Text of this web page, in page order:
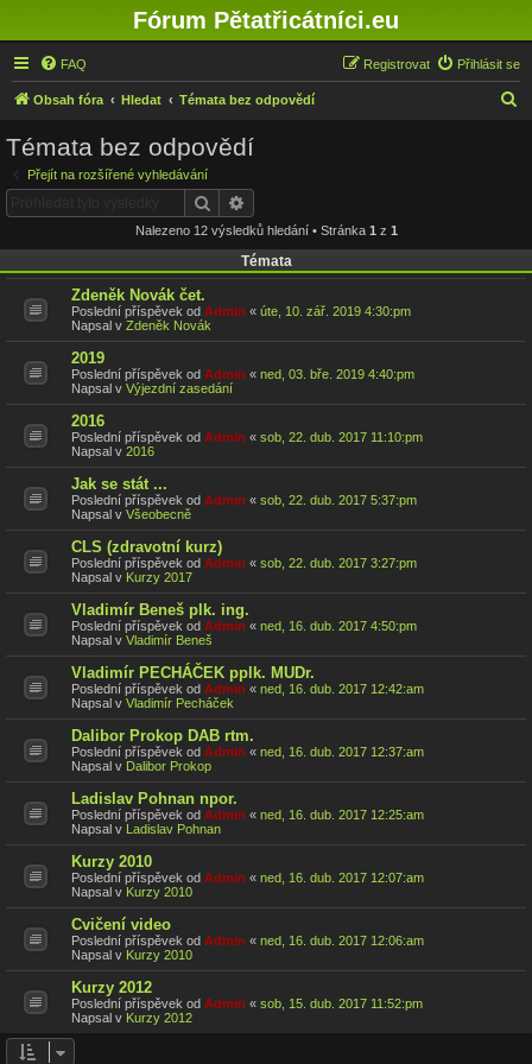
Fórum Pětatřicátníci.eu
FAQ Přihlásit se
Registrovat
Obsah fóra Hledat Témata bez odpovědí
Témata bez odpovědí
Přejít na rozšířené vyhledávání
Hledat
Nalezeno 12 výsledků hledání • Stránka 1 z 1
Témata
Zdeněk Novák čet.
Poslední příspěvek od Admin « úte, 10. zář. 2019 4:30:pm
Napsal v Zdeněk Novák
2019
Poslední příspěvek od Admin « ned, 03. bře. 2019 4:40:pm
Napsal v Výjezdní zasedání
2016
Poslední příspěvek od Admin « sob, 22. dub. 2017 11:10:pm
Napsal v 2016
Jak se stát ...
Poslední příspěvek od Admin « sob, 22. dub. 2017 5:37:pm
Napsal v Všeobecně
CLS (zdravotní kurz)
Poslední příspěvek od Admin « sob, 22. dub. 2017 3:27:pm
Napsal v Kurzy 2017
Vladimír Beneš plk. ing.
Poslední příspěvek od Admin « ned, 16. dub. 2017 4:50:pm
Napsal v Vladimír Beneš
Vladimír PECHÁČEK pplk. MUDr.
Poslední příspěvek od Admin « ned, 16. dub. 2017 12:42:am
Napsal v Vladimír Pecháček
Dalibor Prokop DAB rtm.
Poslední příspěvek od Admin « ned, 16. dub. 2017 12:37:am
Napsal v Dalibor Prokop
Ladislav Pohnan npor.
Poslední příspěvek od Admin « ned, 16. dub. 2017 12:25:am
Napsal v Ladislav Pohnan
Kurzy 2010
Poslední příspěvek od Admin « ned, 16. dub. 2017 12:07:am
Napsal v Kurzy 2010
Cvičení video
Poslední příspěvek od Admin « ned, 16. dub. 2017 12:06:am
Napsal v Kurzy 2010
Kurzy 2012
Poslední příspěvek od Admin « sob, 15. dub. 2017 11:52:pm
Napsal v Kurzy 2012